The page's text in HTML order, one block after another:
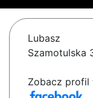
Lubasz
Szamotulska
Zobacz profil